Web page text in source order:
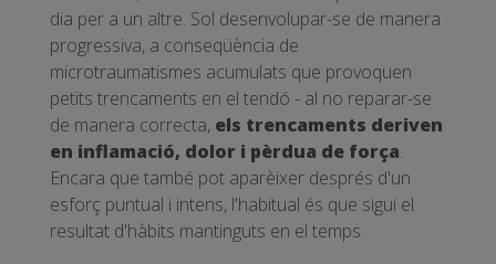
dia per a un altre. Sol desenvolupar-se de manera
progressiva, a conseqüència de
microtraumatismes acumulats que provoquen
petits trencaments en el tendó - al no reparar-se
de manera correcta, els trencaments deriven
en inflamació, dolor i pèrdua de força.
Encara que també pot aparèixer després d'un
esforç puntual i intens, l'habitual és que sigui el
resultat d'hàbits mantinguts en el temps.